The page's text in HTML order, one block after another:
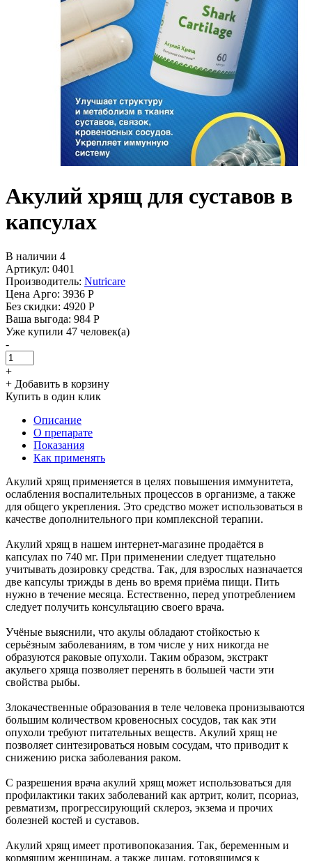
Акулий хрящ для суставов в
капсулах
В наличии 4
Артикул: 0401
Производитель: Nutricare
Цена Арго: 3936 Р
Без скидки: 4920 Р
Ваша выгода: 984 Р
Уже купили 47 человек(а)
-
+
+ Добавить в корзину
Купить в один клик
Описание
О препарате
Показания
Как применять
Акулий хрящ применяется в целях повышения иммунитета,
ослабления воспалительных процессов в организме, а также
для общего укрепления. Это средство может использоваться в
качестве дополнительного при комплексной терапии.
Акулий хрящ в нашем интернет-магазине продаётся в
капсулах по 740 мг. При применении следует тщательно
учитывать дозировку средства. Так, для взрослых назначается
две капсулы трижды в день во время приёма пищи. Пить
нужно в течение месяца. Естественно, перед употреблением
следует получить консультацию своего врача.
Учёные выяснили, что акулы обладают стойкостью к
серьёзным заболеваниям, в том числе у них никогда не
образуются раковые опухоли. Таким образом, экстракт
акульего хряща позволяет перенять в большей части эти
свойства рыбы.
Злокачественные образования в теле человека пронизываются
большим количеством кровеносных сосудов, так как эти
опухоли требуют питательных веществ. Акулий хрящ не
позволяет синтезироваться новым сосудам, что приводит к
снижению риска заболевания раком.
С разрешения врача акулий хрящ может использоваться для
профилактики таких заболеваний как артрит, колит, псориаз,
ревматизм, прогрессирующий склероз, экзема и прочих
болезней костей и суставов.
Акулий хрящ имеет противопоказания. Так, беременным и
кормящим женщинам, а также лицам, готовящимся к